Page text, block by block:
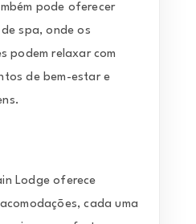
pode oferecer
spa, onde os
podem relaxar com
de bem-estar e
Lodge oferece
cada uma